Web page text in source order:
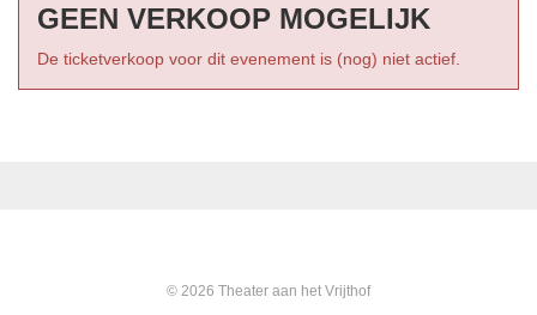
GEEN VERKOOP MOGELIJK
De ticketverkoop voor dit evenement is (nog) niet actief.
© 2026 Theater aan het Vrijthof